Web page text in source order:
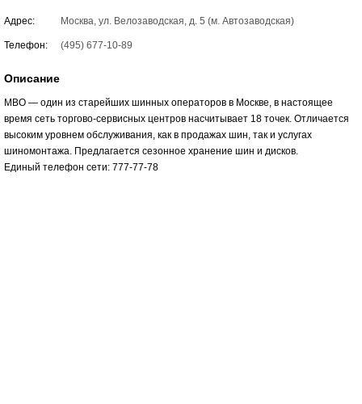
Адрес: Москва, ул. Велозаводская, д. 5 (м. Автозаводская)
Телефон: (495) 677-10-89
Описание
МВО — один из старейших шинных операторов в Москве, в настоящее
время сеть торгово-сервисных центров насчитывает 18 точек. Отличается
высоким уровнем обслуживания, как в продажах шин, так и услугах
шиномонтажа. Предлагается сезонное хранение шин и дисков.
Единый телефон сети: 777-77-78